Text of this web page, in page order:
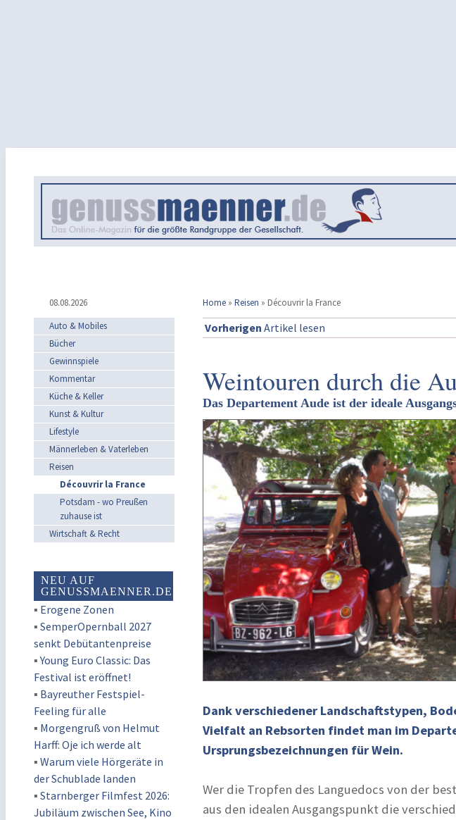
08.08.2026 Home » Reisen » Découvrir la France
Auto & Mobiles
Bücher
Gewinnspiele
Kommentar
Küche & Keller
Kunst & Kultur
Lifestyle
Männerleben & Vaterleben
Reisen
Découvrir la France
Potsdam - wo Preußen
zuhause ist
Wirtschaft & Recht
NEU AUF
GENUSSMAENNER.DE
▪ Erogene Zonen
▪ SemperOpernball 2027
senkt Debütantenpreise
▪Young Euro Classic: Das
Festival ist eröffnet!
▪ Bayreuther Festspiel-
Feeling für alle
▪ Morgengruß von Helmut
Harff: Oje ich werde alt
▪ Warum viele Hörgeräte in
der Schublade landen
▪ Starnberger Filmfest 2026:
Jubiläum zwischen See, Kino
Vorherigen Artikel lesen
Weintouren durch die
Das Departement Aude ist der ideale
Dank verschiedener Landschaftstypen,
Vielfalt an Rebsorten findet man im
Ursprungsbezeichnungen für Wein.
Wer die Tropfen des Languedocs von der
aus den idealen Ausgangspunkt die